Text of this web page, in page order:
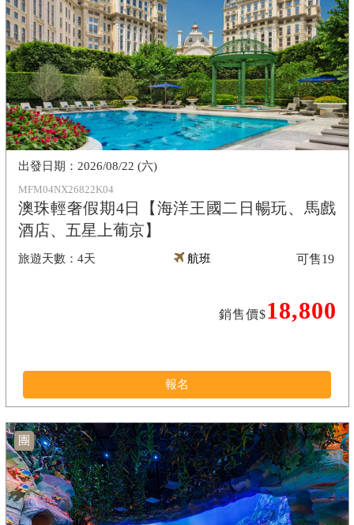
MFM04NX26822K04
澳珠輕奢假期4日【海洋王國二日暢玩、馬戲
酒店、五星上葡京】
4天
2026/08/22 (六)
航班
銷售價$18,800
可售19
報名
團